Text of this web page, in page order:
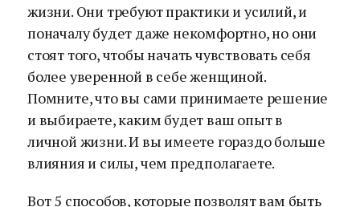
жизни. Они требуют практики и усилий, и
поначалу будет даже некомфортно, но они
стоят того, чтобы начать чувствовать себя
более уверенной в себе женщиной.
Помните, что вы сами принимаете решение
и выбираете, каким будет ваш опыт в
личной жизни. И вы имеете гораздо больше
влияния и силы, чем предполагаете.
Вот 5 способов, которые позволят вам быть